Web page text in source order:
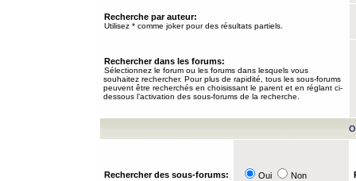
Recherche par auteur:
Utilisez * comme joker pour des résultats partiels.
Rechercher dans les forums:
Sélectionnez le forum ou les forums dans lesquels vous
souhaitez rechercher. Pour plus de rapidité, tous les sous-forums
peuvent être recherchés en choisissant le parent et en réglant ci-
dessous l’activation des sous-forums de la recherche.
Rechercher des sous-forums: Oui Non